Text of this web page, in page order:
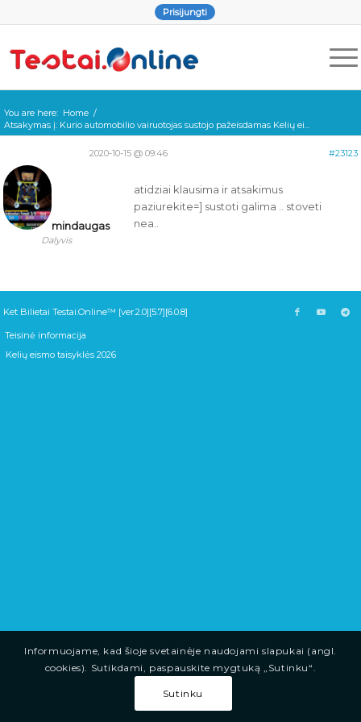
Prisijungti
You are here: Home /
Atsakymas į: Kurio automobilio vairuotojas sustojo pažeisdamas Kelių ei...
2020-10-15 @ 09:46 #23123
mindaugas
Dalyvis
atidziai klausima ir atsakimus
paziurekite=] sustoti galima .. stoveti
nea..
Ket Bilietai Testai.Online™ [ver.2.0][5.7][6.0.8]
Teisinė informacija
Kelių eismo taisyklės 2026
Informuojame, kad šioje svetainėje naudojami slapukai (angl.
cookies). Sutikdami, paspauskite mygtuką „Sutinku“.
Sutinku